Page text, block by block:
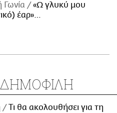
Γωνία
«Ω γλυκύ μου
έαρ»…
ΔΗΜΟΦΙΛΗ
Τι θα ακολουθήσει για τη